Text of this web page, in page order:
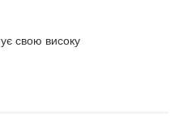
свою високу